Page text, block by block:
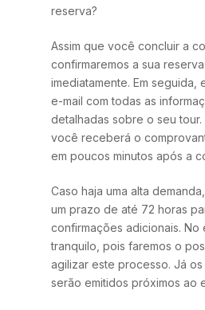
reserva?
Assim que você concluir a
confirmaremos a sua reserva
imediatamente. Em seguida,
e-mail com todas as
detalhadas sobre o seu tour.
você receberá o
em poucos minutos após a
Caso haja uma alta
um prazo de até 72 horas
confirmações adicionais. No
tranquilo, pois faremos o
agilizar este processo. Já os
serão emitidos próximos ao